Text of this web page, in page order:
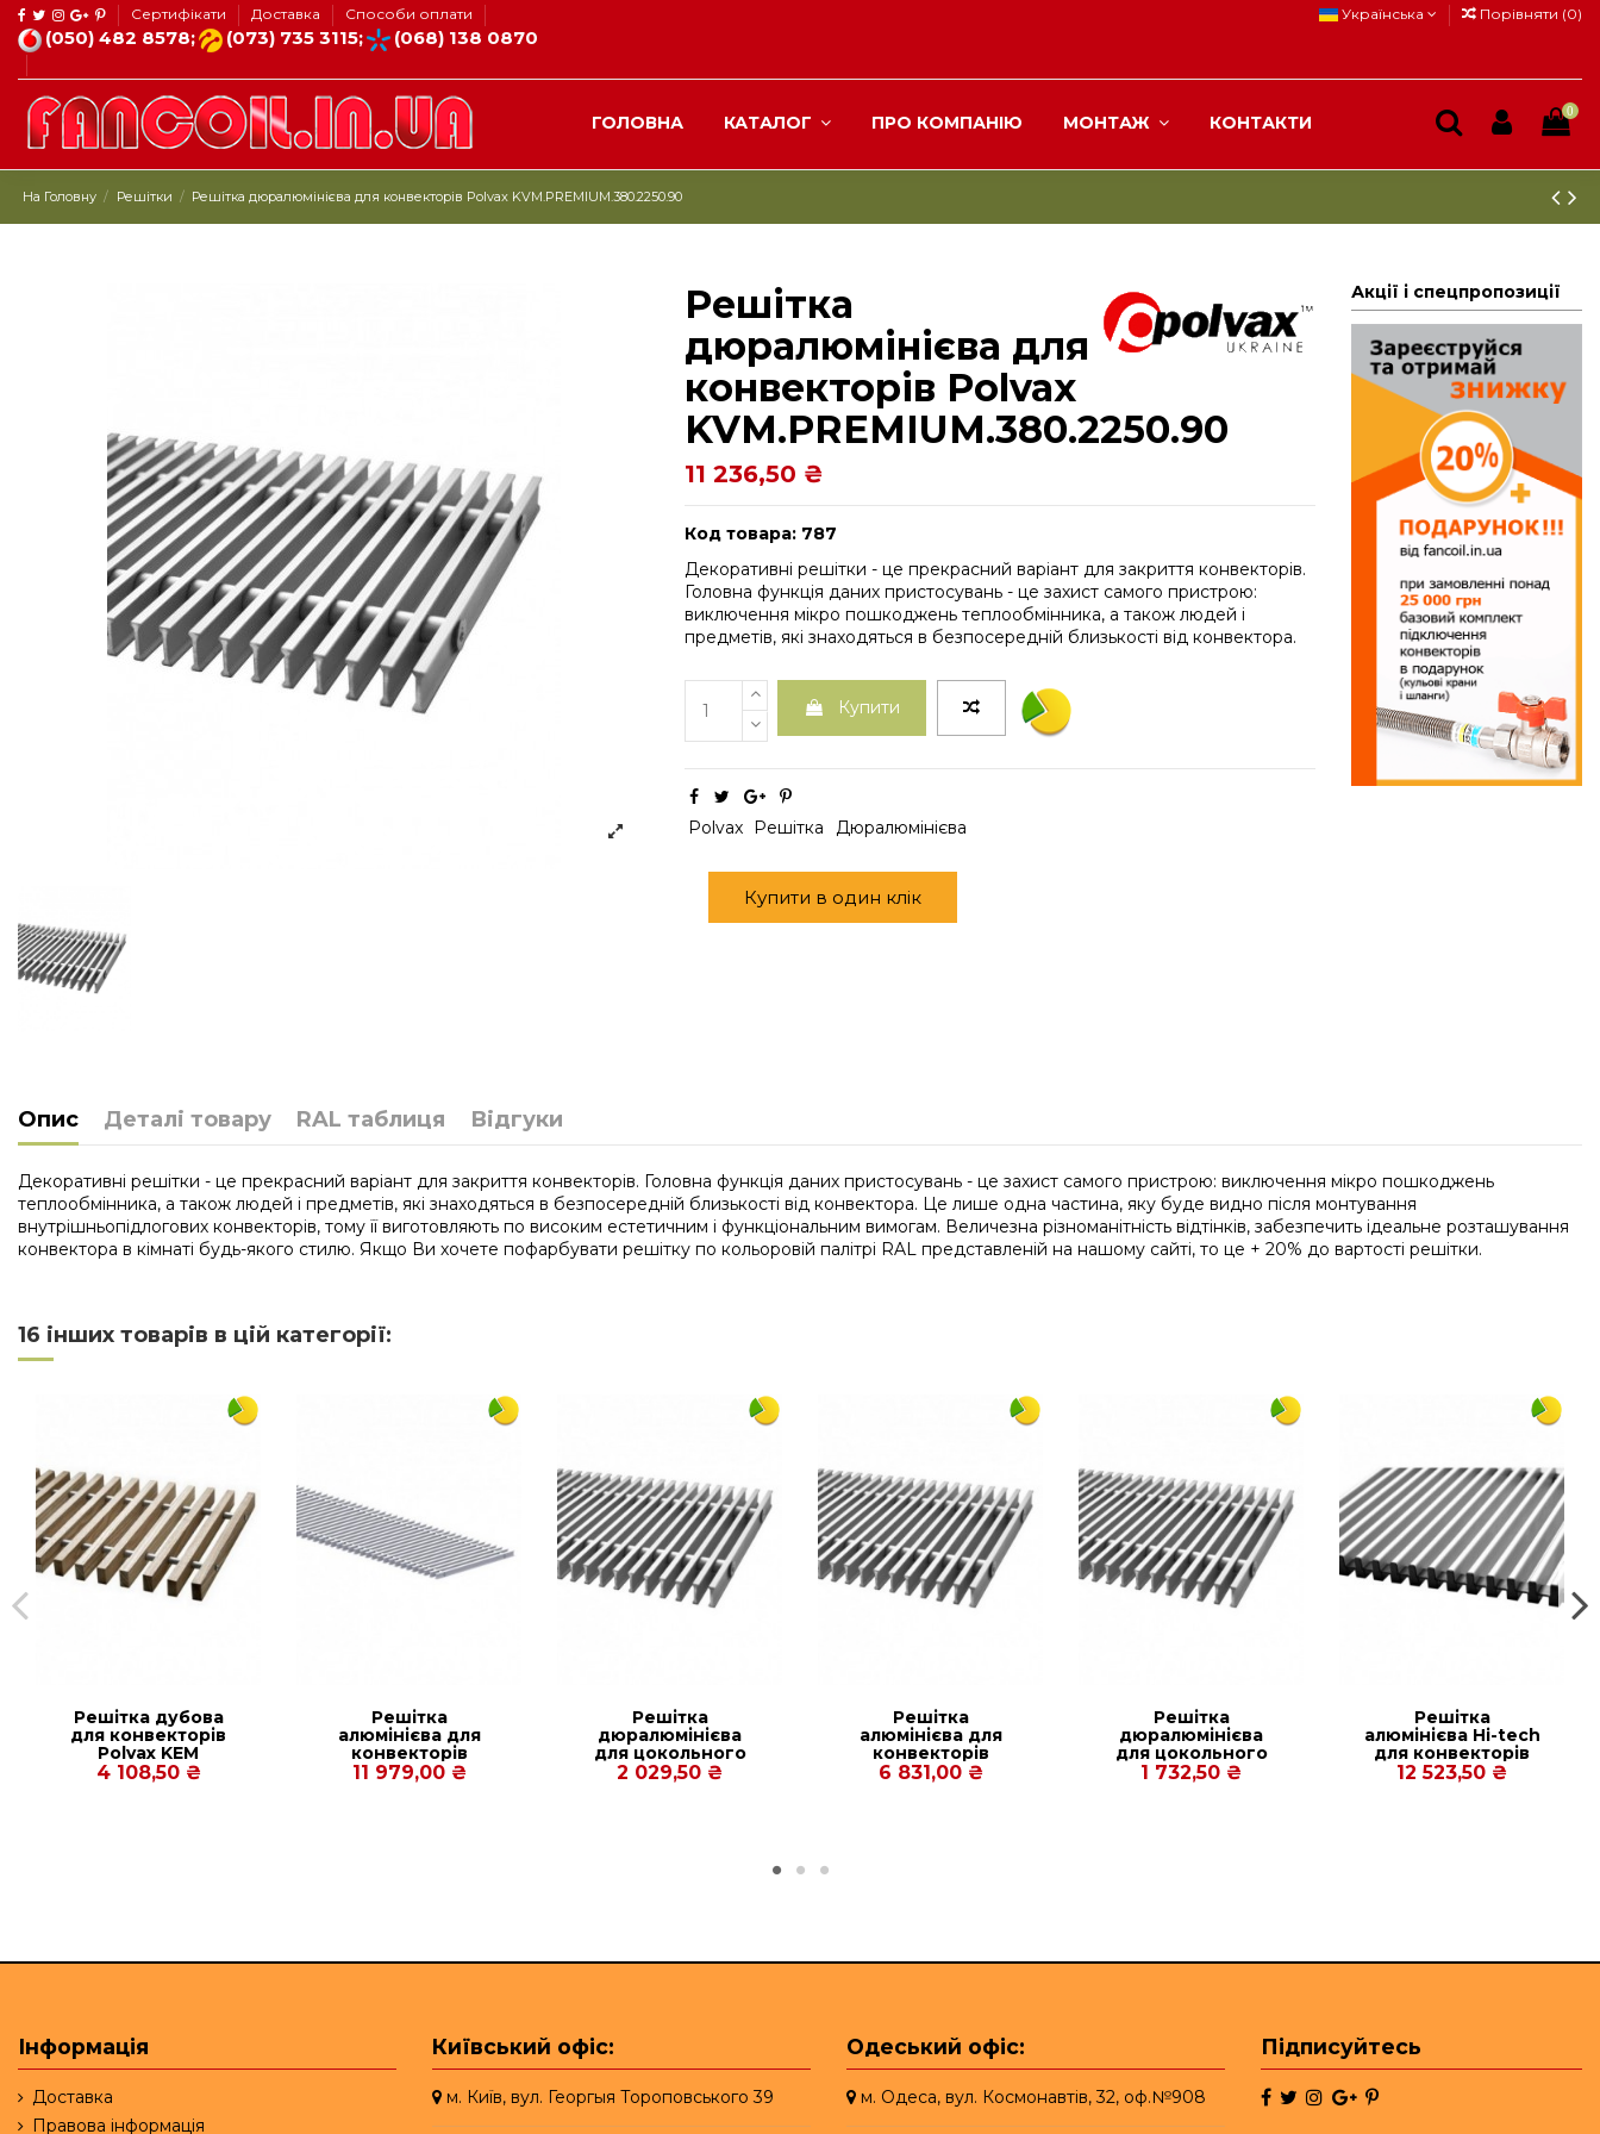
Сертифікати Доставка Способи оплати
(050) 482 8578; (073) 735 3115; (068) 138 0870
Українська Порівняти (0)
ГОЛОВНА КАТАЛОГ ПРО КОМПАНІЮ МОНТАЖ КОНТАКТИ
0
На Головну Решітки Решітка дюралюмінієва для конвекторів Polvax KVM.PREMIUM.380.2250.90
Решітка
дюралюмінієва для
конвекторів Polvax
KVM.PREMIUM.380.2250.90
11 236,50 ₴
Код товара: 787
Декоративні решітки - це прекрасний варіант для закриття конвекторів.
Головна функція даних пристосувань - це захист самого пристрою:
виключення мікро пошкоджень теплообмінника, а також людей і
предметів, які знаходяться в безпосередній близькості від конвектора.
Купити
Polvax Решітка Дюралюмінієва
Купити в один клік
Акції і спецпропозиції
Опис Деталі товару RAL таблиця Відгуки
Декоративні решітки - це прекрасний варіант для закриття конвекторів. Головна функція даних пристосувань - це захист самого пристрою: виключення мікро пошкоджень
теплообмінника, а також людей і предметів, які знаходяться в безпосередній близькості від конвектора. Це лише одна частина, яку буде видно після монтування
внутрішньопідлогових конвекторів, тому її виготовляють по високим естетичним і функціональним вимогам. Величезна різноманітність відтінків, забезпечить ідеальне розташування
конвектора в кімнаті будь-якого стилю. Якщо Ви хочете пофарбувати решітку по кольоровій палітрі RAL представленій на нашому сайті, то це + 20% до вартості решітки.
Ширина
16 інших товарів в цій категорії:
Решітка дубова
для конвекторів
Рolvax KEM
380.2250.120
4 108,50 ₴
Решітка
алюмінієва для
конвекторів
Carrera CV2 Hydro
90/120. 380.2500
11 979,00 ₴
Решітка
дюралюмінієва
для цокольного
конвектора Рolvax
KV.C.PREMIUM.290.1000.110
2 029,50 ₴
Решітка
алюмінієва для
конвекторів
Carrera МV2,СV2
Inox/Black 65.
6 831,00 ₴
Решітка
дюралюмінієва
для цокольного
конвектора Рolvax
KV.W.PREMIUM.245.750.90
1 732,50 ₴
Решітка
алюмінієва Hi-tech
для конвекторів
Carrera CV
Inox/Black 90/120.
12 523,50 ₴
Інформація
Доставка
Правова інформація
Київський офіс:
м. Київ, вул. Георгыя Тороповського 39
Одеський офіс:
м. Одеса, вул. Космонавтів, 32, оф.№908
Підписуйтесь